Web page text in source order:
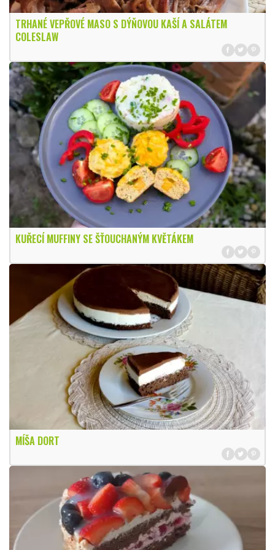
TRHANÉ VEPŘOVÉ MASO S DÝŇOVOU KAŠÍ A SALÁTEM
COLESLAW
KUŘECÍ MUFFINY SE ŠŤOUCHANÝM KVĚTÁKEM
MÍŠA DORT